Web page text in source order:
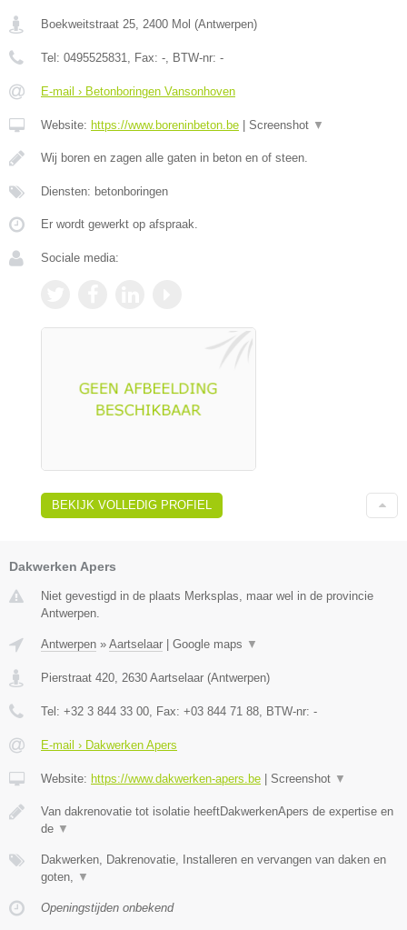
Boekweitstraat 25 2400 Mol (Antwerpen)
Tel: 0495525831 , Fax: - , BTW-nr: -
E-mail › Betonboringen Vansonhoven
Website: https://www.boreninbeton.be | Screenshot ▼
Wij boren en zagen alle gaten in beton en of steen.
Diensten: betonboringen
Er wordt gewerkt op afspraak.
Sociale media:
BEKIJK VOLLEDIG PROFIEL
Dakwerken Apers
Niet gevestigd in de plaats Merksplas, maar wel in de provincie
Antwerpen.
Antwerpen » Aartselaar Google maps ▼
Pierstraat 420, 2630 Aartselaar (Antwerpen)
Tel: +32 3 844 33 00, Fax: +03 844 71 88, BTW-nr: -
E-mail › Dakwerken Apers
Website: https://www.dakwerken-apers.be Screenshot ▼
Van dakrenovatie tot isolatie heeftDakwerkenApers de expertise en
de ▼
Dakwerken, Dakrenovatie, Installeren en vervangen van daken en
goten, ▼
Openingstijden onbekend